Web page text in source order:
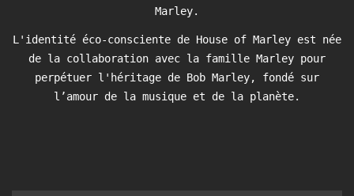
Marley.
L'identité éco-consciente de House of Marley est née
de la collaboration avec la famille Marley pour
perpétuer l'héritage de Bob Marley, fondé sur
l’amour de la musique et de la planète.